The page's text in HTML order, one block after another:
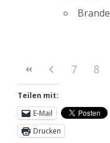
7 8
Teilen mit:
E-Mail
Drucken